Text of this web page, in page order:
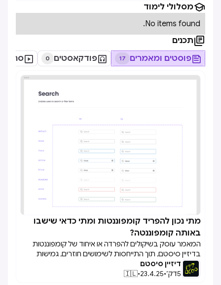
מסלולי לימוד
No items found.
תכנים
פוסטים ומאמרים 17
פודקאסטים 0


מתי נכון להפריד קומפוננטות ומתי כדאי שישבו
באותה קומפוננטה?
המאמר עוסק בשיקולים להפרדה או איחוד של קומפוננטות
בדיזיין סיסטם, תוך התייחסות לשימושים חוזרים, גמישות
בעיצוב, וההשפעה על תחזוקה וניהול המערכת.
דיזיין סיסטם
5דק׳•
23.4.25
•
🇮🇱